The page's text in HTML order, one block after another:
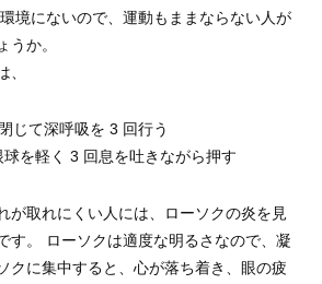
境にないので、運動もままならない人が
うか。
、
じて深呼吸を 3 回行う
を軽く 3 回息を吐きながら押す
が取れにくい人には、ローソクの炎を見
す。 ローソクは適度な明るさなので、凝
クに集中すると、心が落ち着き、眼の疲